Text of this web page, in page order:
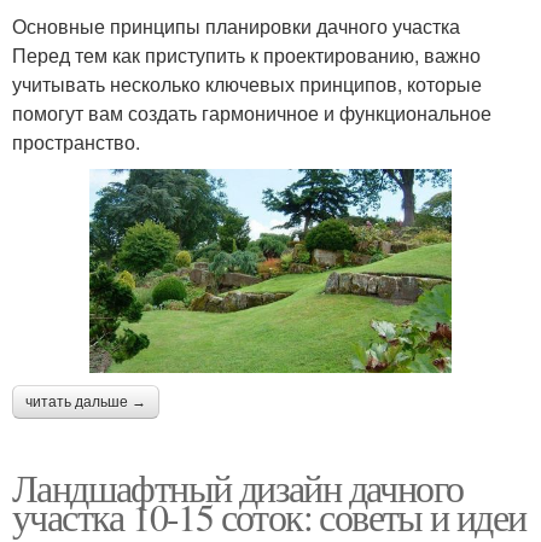
Основные принципы планировки дачного участка
Перед тем как приступить к проектированию, важно
учитывать несколько ключевых принципов, которые
помогут вам создать гармоничное и функциональное
пространство.
читать дальше →
Ландшафтный дизайн дачного
участка 10-15 соток: советы и идеи